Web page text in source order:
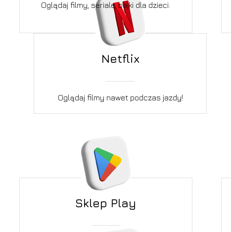
Oglądaj filmy, seriale, bajki dla dzieci.
Netflix
Oglądaj filmy nawet podczas jazdy!
Sklep Play